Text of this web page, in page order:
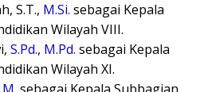
S.T., M.Si. sebagai Kepala
Wilayah VIII.
S.Pd., M.Pd. sebagai Kepala
Wilayah XI.